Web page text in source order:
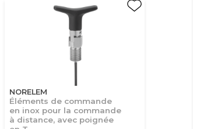
NORELEM
Éléments de commande
en inox pour la commande
à distance, avec poignée